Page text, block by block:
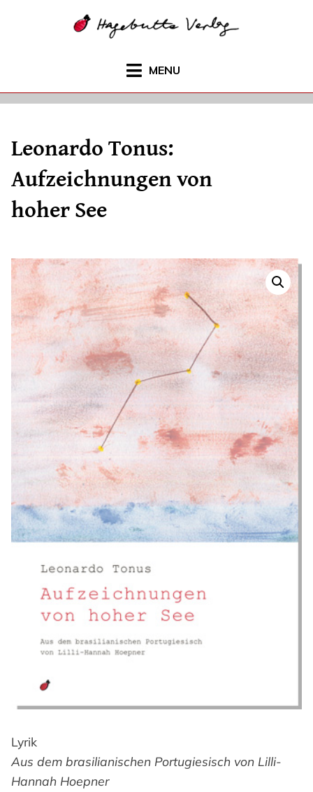
MENU
Leonardo Tonus:
Aufzeichnungen von
hoher See
Lyrik
Aus dem brasilianischen Portugiesisch von Lilli-
Hannah Hoepner